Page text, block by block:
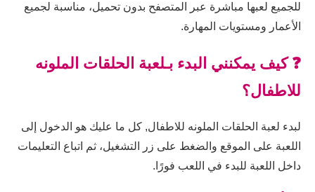
للجميع لعبها مباشرة عبر المتصفح بدون تحميل، مناسبة لجميع
الأعمار ومستويات المهارة.
❓ كيف يمكنني البدء بـلعبة الحلقات الملونه
للاطفال؟
لبدء لعبة الحلقات الملونه للاطفال, كل ما عليك هو الدخول إلى
اللعبة على الموقع والضغط على زر التشغيل، ثم اتباع التعليمات
داخل اللعبة للبدء في اللعب فورًا.